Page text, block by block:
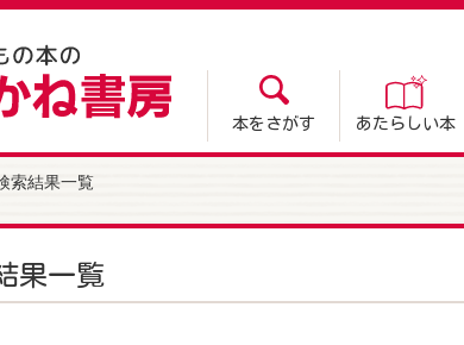
本をさがす あたらしい本
索結果一覧
果一覧